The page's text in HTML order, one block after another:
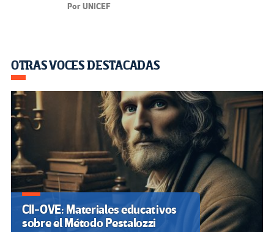
Por UNICEF
OTRAS VOCES DESTACADAS
CII-OVE: Materiales educativos
sobre el Método Pestalozzi